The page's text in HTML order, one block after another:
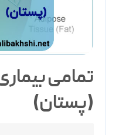
تمامی
(پستان)